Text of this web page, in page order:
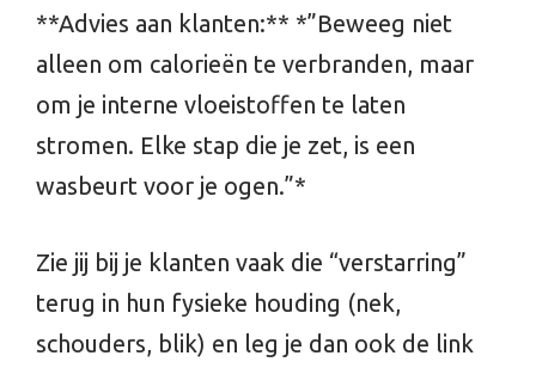
**Advies aan klanten:** *”Beweeg niet
alleen om calorieën te verbranden, maar
om je interne vloeistoffen te laten
stromen. Elke stap die je zet, is een
wasbeurt voor je ogen.”*
Zie jij bij je klanten vaak die “verstarring”
terug in hun fysieke houding (nek,
schouders, blik) en leg je dan ook de link